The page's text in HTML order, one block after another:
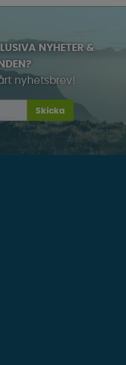
NYHETER &
nyhetsbrev!
Skicka